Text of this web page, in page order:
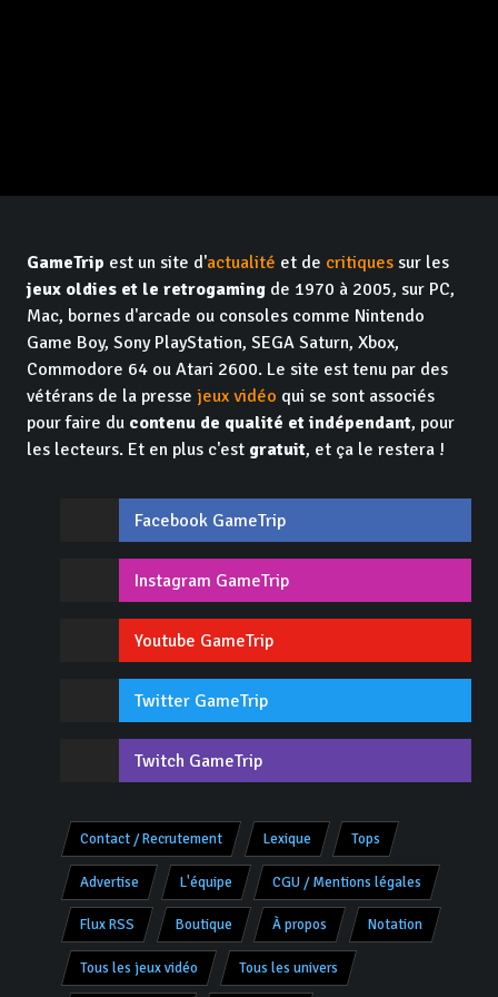
GameTrip est un site d'actualité et de critiques sur les
jeux oldies et le retrogaming de 1970 à 2005, sur PC,
Mac, bornes d'arcade ou consoles comme Nintendo
Game Boy, Sony PlayStation, SEGA Saturn, Xbox,
Commodore 64 ou Atari 2600. Le site est tenu par des
vétérans de la presse jeux vidéo qui se sont associés
pour faire du contenu de qualité et indépendant, pour
les lecteurs. Et en plus c'est gratuit, et ça le restera !
Facebook GameTrip
Instagram GameTrip
Youtube GameTrip
Twitter GameTrip
Twitch GameTrip
Contact / Recrutement Lexique Tops
Advertise L'équipe CGU / Mentions légales
Flux RSS Boutique À propos Notation
Tous les jeux vidéo Tous les univers